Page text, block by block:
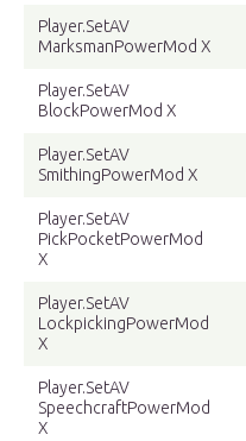
Player.SetAV
MarksmanPowerMod X
Player.SetAV
BlockPowerMod X
Player.SetAV
SmithingPowerMod X
Player.SetAV
PickPocketPowerMod
X
Player.SetAV
LockpickingPowerMod
X
Player.SetAV
SpeechcraftPowerMod
X